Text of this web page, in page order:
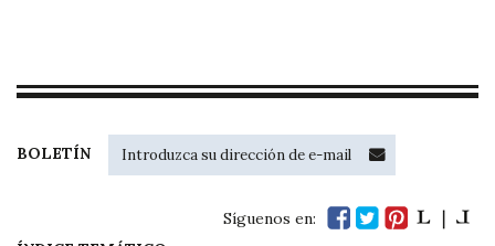
BOLETÍN
Síguenos en: